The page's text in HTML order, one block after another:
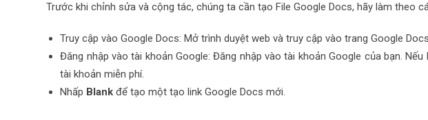
Trước khi chỉnh sửa và cộng tác, chúng ta cần tạo File Google Docs, hãy làm theo
Truy cập vào Google Docs: Mở trình duyệt web và truy cập vào trang Google
Đăng nhập vào tài khoản Google: Đăng nhập vào tài khoản Google của bạn.
tài khoản miễn phí.
Nhấp Blank để tạo một tạo link Google Docs mới.